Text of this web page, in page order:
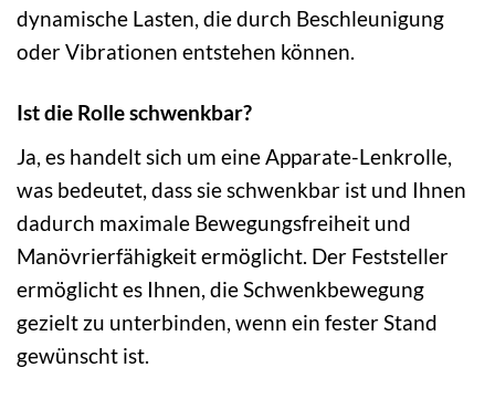
dynamische Lasten, die durch Beschleunigung
oder Vibrationen entstehen können.
Ist die Rolle schwenkbar?
Ja, es handelt sich um eine Apparate-Lenkrolle,
was bedeutet, dass sie schwenkbar ist und Ihnen
dadurch maximale Bewegungsfreiheit und
Manövrierfähigkeit ermöglicht. Der Feststeller
ermöglicht es Ihnen, die Schwenkbewegung
gezielt zu unterbinden, wenn ein fester Stand
gewünscht ist.